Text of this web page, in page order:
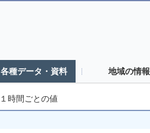
各種データ・資料 地域の情報
１時間ごとの値